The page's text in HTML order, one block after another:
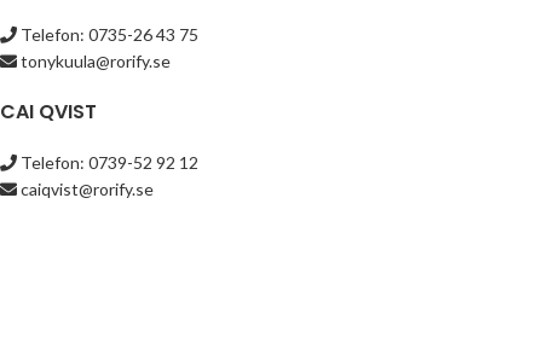
Telefon: 0735-26 43 75
tonykuula@rorify.se
CAI QVIST
Telefon: 0739-52 92 12
caiqvist@rorify.se